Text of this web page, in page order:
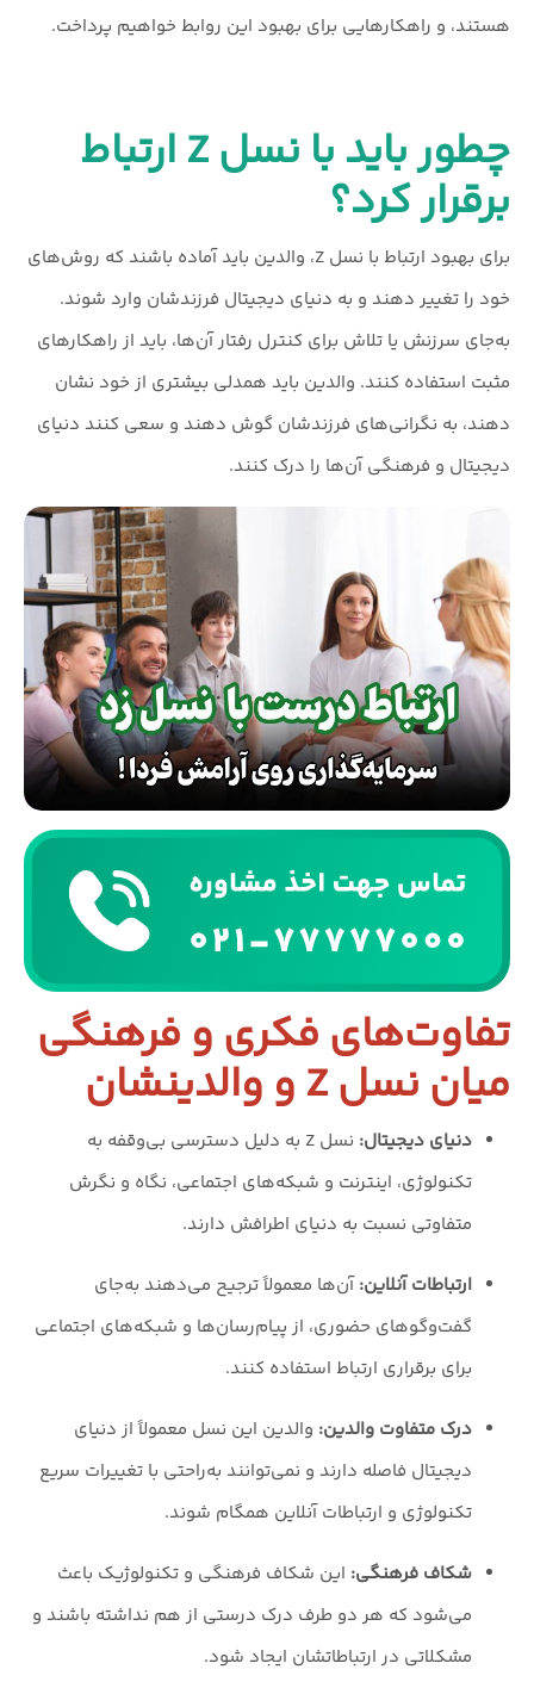
هستند، و راهکارهایی برای بهبود این روابط خواهیم پرداخت.
چطور باید با نسل Z ارتباط
برقرار کرد؟
برای بهبود ارتباط با نسل Z، والدین باید آماده باشند که روش‌های
خود را تغییر دهند و به دنیای دیجیتال فرزندشان وارد شوند.
به‌جای سرزنش یا تلاش برای کنترل رفتار آن‌ها، باید از راهکارهای
مثبت استفاده کنند. والدین باید همدلی بیشتری از خود نشان
دهند، به نگرانی‌های فرزندشان گوش دهند و سعی کنند دنیای
دیجیتال و فرهنگی آن‌ها را درک کنند.
تفاوت‌های فکری و فرهنگی
میان نسل Z و والدینشان
دنیای دیجیتال:
نسل Z به دلیل دسترسی بی‌وقفه به
تکنولوژی، اینترنت و شبکه‌های اجتماعی، نگاه و نگرش
متفاوتی نسبت به دنیای اطرافش دارند.
ارتباطات آنلاین:آن‌ها معمولاً ترجیح می‌دهند به‌جای
گفت‌وگوهای حضوری، از پیام‌رسان‌ها و شبکه‌های اجتماعی
برای برقراری ارتباط استفاده کنند.
درک متفاوت والدین: والدین این نسل معمولاً از دنیای
دیجیتال فاصله دارند و نمی‌توانند به‌راحتی با تغییرات سریع
تکنولوژی و ارتباطات آنلاین همگام شوند.
شکاف فرهنگی: این شکاف فرهنگی و تکنولوژیک باعث
می‌شود که هر دو طرف درک درستی از هم نداشته باشند و
مشکلاتی در ارتباطاتشان ایجاد شود.